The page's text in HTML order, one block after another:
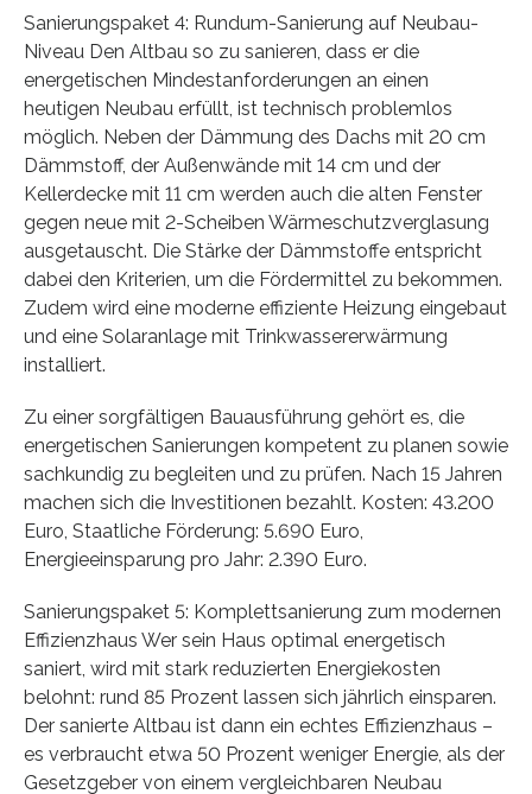
Sanierungspaket 4: Rundum-Sanierung auf Neubau-
Niveau Den Altbau so zu sanieren, dass er die
energetischen Mindestanforderungen an einen
heutigen Neubau erfüllt, ist technisch problemlos
möglich. Neben der Dämmung des Dachs mit 20 cm
Dämmstoff, der Außenwände mit 14 cm und der
Kellerdecke mit 11 cm werden auch die alten Fenster
gegen neue mit 2-Scheiben Wärmeschutzverglasung
ausgetauscht. Die Stärke der Dämmstoffe entspricht
dabei den Kriterien, um die Fördermittel zu bekommen.
Zudem wird eine moderne effiziente Heizung eingebaut
und eine Solaranlage mit Trinkwassererwärmung
installiert.
Zu einer sorgfältigen Bauausführung gehört es, die
energetischen Sanierungen kompetent zu planen sowie
sachkundig zu begleiten und zu prüfen. Nach 15 Jahren
machen sich die Investitionen bezahlt. Kosten: 43.200
Euro, Staatliche Förderung: 5.690 Euro,
Energieeinsparung pro Jahr: 2.390 Euro.
Sanierungspaket 5: Komplettsanierung zum modernen
Effizienzhaus Wer sein Haus optimal energetisch
saniert, wird mit stark reduzierten Energiekosten
belohnt: rund 85 Prozent lassen sich jährlich einsparen.
Der sanierte Altbau ist dann ein echtes Effizienzhaus –
es verbraucht etwa 50 Prozent weniger Energie, als der
Gesetzgeber von einem vergleichbaren Neubau